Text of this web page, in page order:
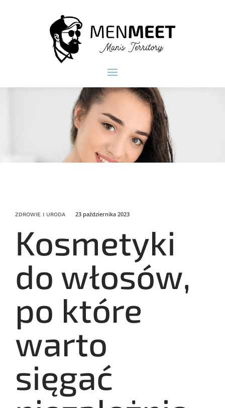
ZDROWIE I URODA 23 października 2023
Kosmetyki
do włosów,
po które
warto
sięgać